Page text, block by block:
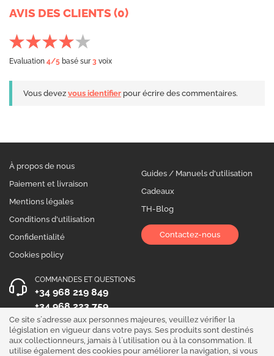
AVIS DES CLIENTS (0)
Evaluation 4/5 basé sur3 voix
Vous devez vous identifier pour écrire des commentaires.
À propos de nous
Paiement et livraison
Mentions légales
Conditions d'utilisation
Confidentialité
Cookies policy
Guides / Manuels d'utilisation
Cadeaux
TH-Blog
Contactez-nous
COMMANDES ET QUESTIONS
+34 968 219 849
+34 968 223 759
HEURES D´OUVERTURE
Du lundi au vendredi 10:00 - 19:00
Ce site s´adresse aux personnes majeures, veuillez vérifier la
législation en vigueur dans votre pays. Ses produits sont destinés
aux collectionneurs, jamais à l´utilisation ou à la consommation. Il
utilise également des cookies pour améliorer la navigation, si vous